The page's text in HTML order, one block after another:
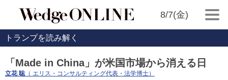
8/7(金)
トランプを読み解く
「Made in China」が米国市場から消える日
立花 聡 （ エリス・コンサルティング代表・法学博士）